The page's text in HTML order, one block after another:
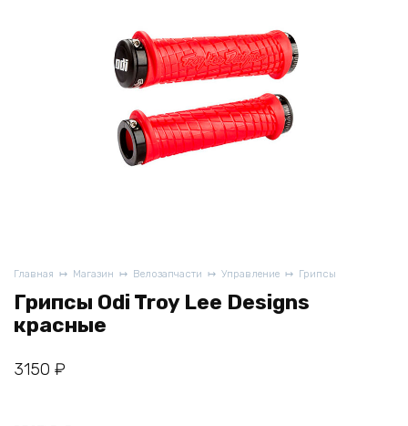
Главная Магазин Велозапчасти Управление Грипсы
Грипсы Odi Troy Lee Designs
красные
3150 ₽